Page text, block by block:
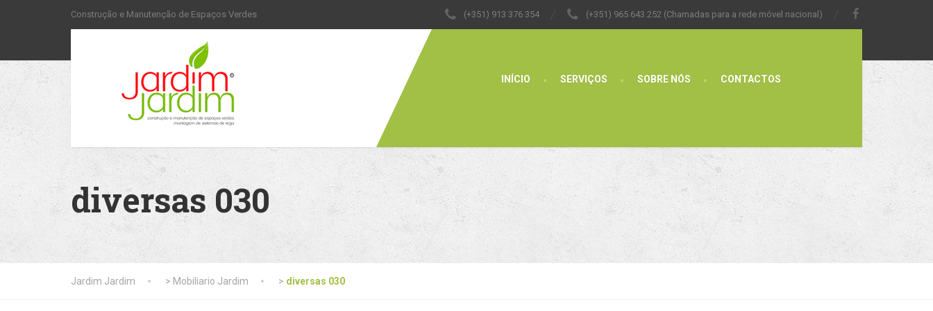
Construção e Manutenção de Espaços Verdes (+351) 913 376 354 (+351) 965 643 252 (Chamadas para a rede móvel nacional)
INÍCIO SERVIÇOS SOBRE NÓS CONTACTOS
diversas 030
Jardim Jardim > Mobiliario Jardim > diversas 030